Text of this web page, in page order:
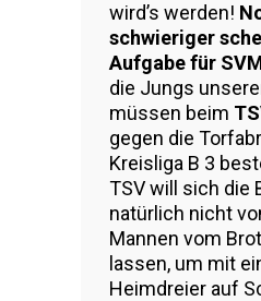
wird’s werden!
schwieriger
Aufgabe für
die Jungs
müssen beim
gegen die
Kreisliga B 3
TSV will sich die
natürlich nicht
Mannen vom
lassen, um mit
Heimdreier auf